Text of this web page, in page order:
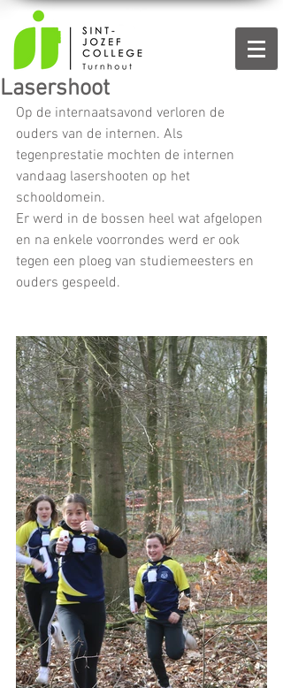
Lasershoot
Op de internaatsavond verloren de
ouders van de internen. Als
tegenprestatie mochten de internen
vandaag lasershooten op het
schooldomein.
Er werd in de bossen heel wat afgelopen
en na enkele voorrondes werd er ook
tegen een ploeg van studiemeesters en
ouders gespeeld.